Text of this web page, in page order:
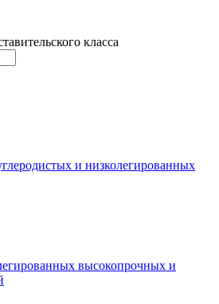
класса
и низколегированных
высокопрочных и